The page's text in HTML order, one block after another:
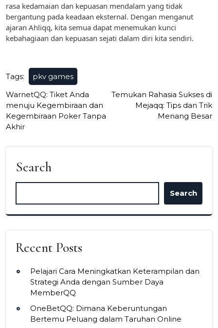
rasa kedamaian dan kepuasan mendalam yang tidak
bergantung pada keadaan eksternal. Dengan menganut
ajaran Ahliqq, kita semua dapat menemukan kunci
kebahagiaan dan kepuasan sejati dalam diri kita sendiri.
Tags: pkv games
Post
navigation
WarnetQQ: Tiket Anda
menuju Kegembiraan dan
Kegembiraan Poker Tanpa
Akhir
Temukan Rahasia Sukses di
Mejaqq: Tips dan Trik
Menang Besar
Search
Search
Recent Posts
Pelajari Cara Meningkatkan Keterampilan dan
Strategi Anda dengan Sumber Daya
MemberQQ
OneBetQQ: Dimana Keberuntungan
Bertemu Peluang dalam Taruhan Online